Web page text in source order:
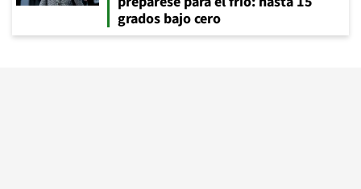
grados bajo cero